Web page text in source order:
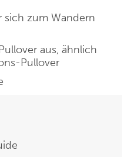
sich zum Wandern
aus, ähnlich
Pullover